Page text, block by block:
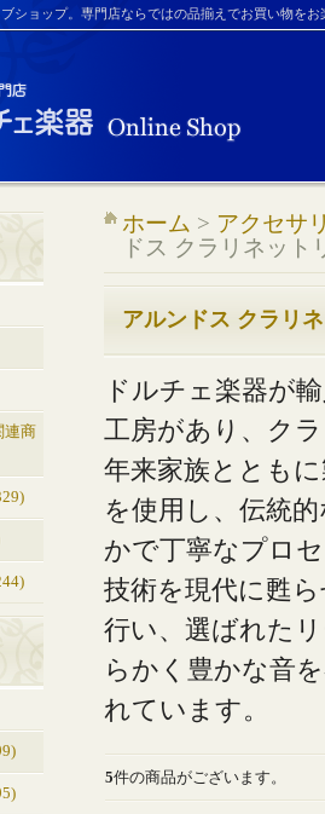
ショップ。専門店ならではの品揃えでお買い物を
連商
ホーム > アクセサ
ドス クラリネット
アルンドス クラリ
ドルチェ楽器が
工房があり、ク
年来家族ととも
を使用し、伝統
かで丁寧なプロ
技術を現代に甦
行い、選ばれた
らかく豊かな音
れています。
5件の商品がございます。